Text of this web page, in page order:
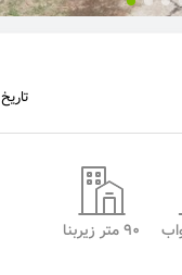
تاریخ
90 متر زیربنا